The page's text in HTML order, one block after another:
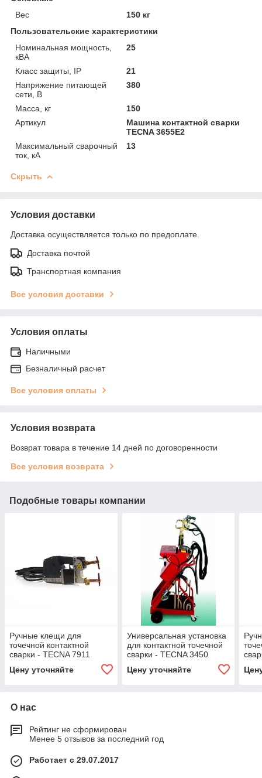
Вес
150 кг
Пользовательские характеристики
Номинальная мощность,
кВА
25
Класс защиты, IP
21
Напряжение питающей
сети, В
380
Масса, кг
150
Артикул
Машина контактной сварки
TECNA 3655E2
Максимальный сварочный
ток, кА
13
Скрыть
Условия доставки
Доставка осуществляется только по предоплате.
Доставка почтой
Транспортная компания
Все условия доставки
Условия оплаты
Наличными
Безналичный расчет
Все условия оплаты
Условия возврата
Возврат товара в течение 14 дней по договоренности
Все условия возврата
Подобные товары компании
Ручные клещи для
точечной контактной
сварки - TECNA 7911
Цену уточняйте
Универсальная установка
для контактной точечной
сварки - TECNA 3450
Цену уточняйте
О нас
Рейтинг не сформирован
Менее 5 отзывов за последний год
Работает с 29.07.2017